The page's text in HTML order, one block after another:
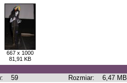
667 x 1000
81,91 KB
59 Rozmiar:
6,47 MB